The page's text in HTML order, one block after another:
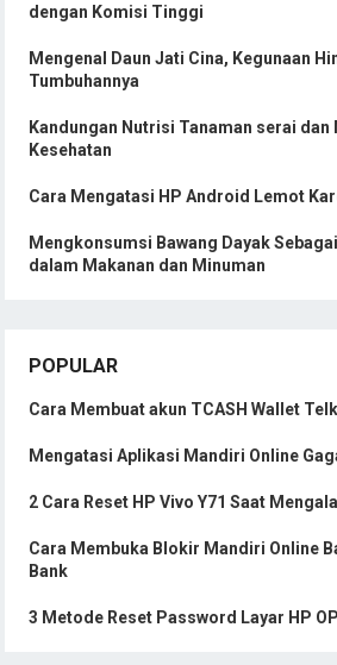
dengan Komisi Tinggi
Mengenal Daun Jati Cina, Kegunaan
Tumbuhannya
Kandungan Nutrisi Tanaman serai dan
Kesehatan
Cara Mengatasi HP Android Lemot
Mengkonsumsi Bawang Dayak
dalam Makanan dan Minuman
POPULAR
Cara Membuat akun TCASH Wallet
Mengatasi Aplikasi Mandiri Online
2 Cara Reset HP Vivo Y71 Saat
Cara Membuka Blokir Mandiri Online
Bank
3 Metode Reset Password Layar HP